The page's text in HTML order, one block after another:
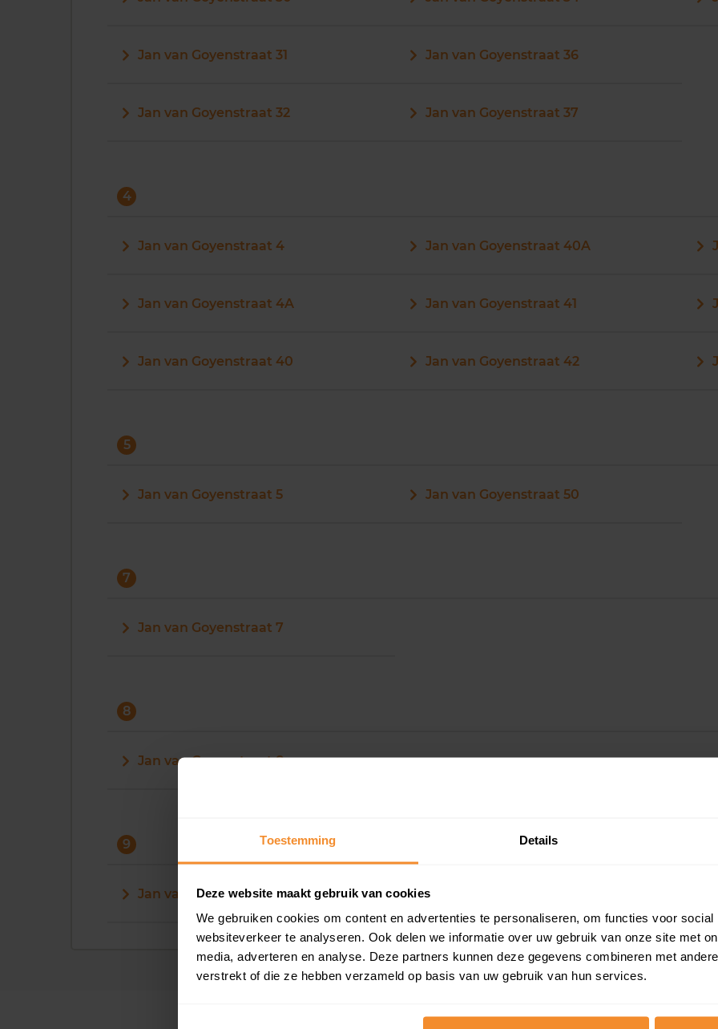
Toestemming Details
Deze website maakt gebruik van cookies
We gebruiken cookies om content en advertenties te personaliseren, om functies voor
websiteverkeer te analyseren. Ook delen we informatie over uw gebruik van onze site met
media, adverteren en analyse. Deze partners kunnen deze gegevens combineren met
verstrekt of die ze hebben verzameld op basis van uw gebruik van hun services.
Jan van Goyenstraat 31
Jan van Goyenstraat 32
Jan van Goyenstraat 36
Jan van Goyenstraat 37
4
Jan van Goyenstraat 4
Jan van Goyenstraat 4A
Jan van Goyenstraat 40
Jan van Goyenstraat 40A
Jan van Goyenstraat 41
Jan van Goyenstraat 42
5
Jan van Goyenstraat 5 Jan van Goyenstraat 50
7
Jan van Goyenstraat 7
8
Jan van Goyenstraat 8
9
Jan van Goyenstraat 9